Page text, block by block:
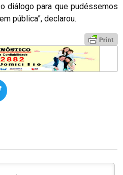
diálogo para que pudéssemos
pública”, declarou.